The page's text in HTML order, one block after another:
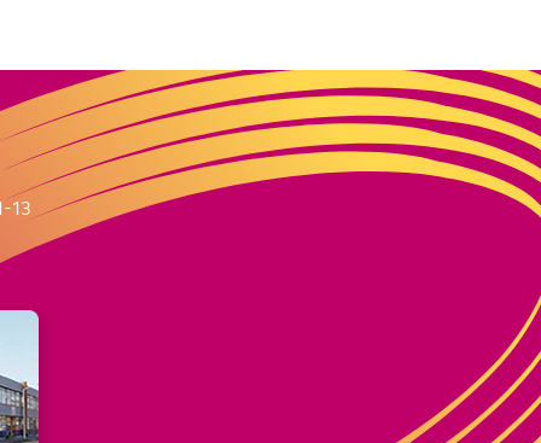
13